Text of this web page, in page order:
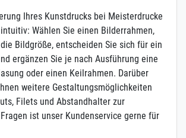
Ihres Kunstdrucks bei Meisterdrucke
Wählen Sie einen Bilderrahmen,
Bildgröße, entscheiden Sie sich für ein
ergänzen Sie je nach Ausführung eine
oder einen Keilrahmen. Darüber
weitere Gestaltungsmöglichkeiten
Filets und Abstandhalter zur
ist unser Kundenservice gerne für